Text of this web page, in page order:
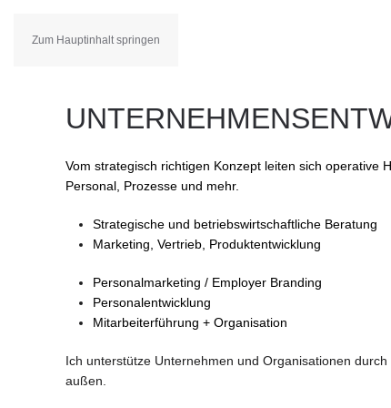
Zum Hauptinhalt springen
Vom strategisch richtigen Konzept leiten sich operative
Personal, Prozesse und mehr.
Strategische und betriebswirtschaftliche Beratung
Marketing, Vertrieb, Produktentwicklung
Personalmarketing / Employer Branding
Personalentwicklung
Mitarbeiterführung + Organisation
Ich unterstütze Unternehmen und Organisationen
außen.